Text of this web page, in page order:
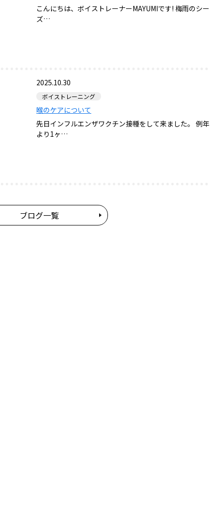
こんにちは、ボイストレーナーMAYUMIです! 梅雨のシー
ズ…
2025.10.30
ボイストレーニング
喉のケアについて
先日インフルエンザワクチン接種をして来ました。 例年
より1ヶ…
ブログ一覧